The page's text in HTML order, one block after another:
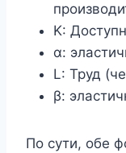
K:
α:
L: Труд
β:
По сути, обе